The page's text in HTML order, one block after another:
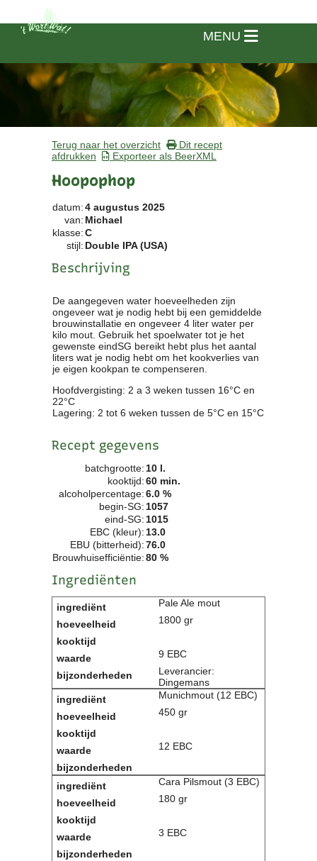
Terug naar het overzicht
Dit recept
afdrukken
Exporteer als BeerXML
Hoopophop
datum:4 augustus 2025
van: Michael
klasse:C
stijl: Double IPA (USA)
Beschrijving
De aangegeven water hoeveelheden zijn
ongeveer wat je nodig hebt bij een gemiddelde
brouwinstallatie en ongeveer 4 liter water per
kilo mout. Gebruik het spoelwater tot je het
gewenste eindSG bereikt hebt plus het aantal
liters wat je nodig hebt om het kookverlies van
je eigen kookpan te compenseren.
Hoofdvergisting: 2 a 3 weken tussen 16°C en
22°C
Lagering: 2 tot 6 weken tussen de 5°C en 15°C
Recept gegevens
batchgrootte: 10 l.
kooktijd:60 min.
alcoholpercentage:6.0 %
begin-SG: 1057
eind-SG: 1015
EBC (kleur): 13.0
EBU (bitterheid):76.0
Brouwhuisefficiëntie:80 %
Ingrediënten
Pale Ale mout
1800 gr
9 EBC
Leverancier:
Dingemans
Munichmout (12 EBC)
450 gr
12 EBC
Cara Pilsmout (3 EBC)
180 gr
3 EBC
MENU
Vereniging
Clubkalender
Informatie
Bestuur
Reglementen
Privacyverklaring
Polderbok
Wedstrijduitslagen
Bijzondere Leden
- Keurmeesters
- Professioneel
- Biersommeliers
Recepten
Recepten
Zoeken
Contact
Locatie
Lid worden
Brouwcursus
Media
Artikelen
Foto's
Links
Nieuwsflitsen
Video